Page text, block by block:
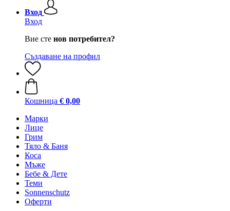
Вход
Вход
Вие сте нов потребител?
Създаване на профил
Кошница € 0,00
Марки
Лице
Грим
Тяло & Баня
Коса
Мъже
Бебе & Дете
Теми
Sonnenschutz
Оферти